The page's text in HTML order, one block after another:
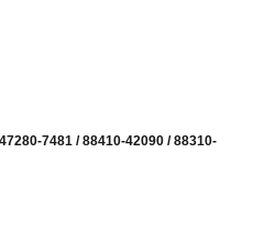
7481 / 88410-42090 / 88310-